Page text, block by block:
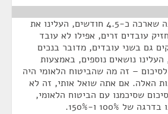
בהפגנת הנכים האחרונה שארכה כ-4.5 חודשים, העלינו את
עובדים זרים, אפילו לא עובד
גם בשני עובדים, מדובר בנכים
נושאים נוספים, באמצעות
– זה מה שהביטוח הלאומי היה
האלה. אם אתה שואל אותי, זה לא
שסיכמנו עם הביטוח הלאומי,
100% ו-150%.